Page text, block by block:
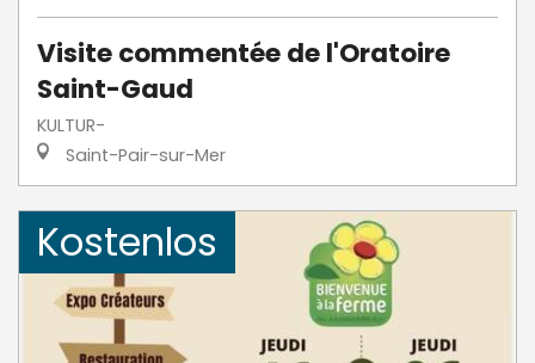
Visite commentée de l'Oratoire
Saint-Gaud
KULTUR-
Saint-Pair-sur-Mer
Kostenlos